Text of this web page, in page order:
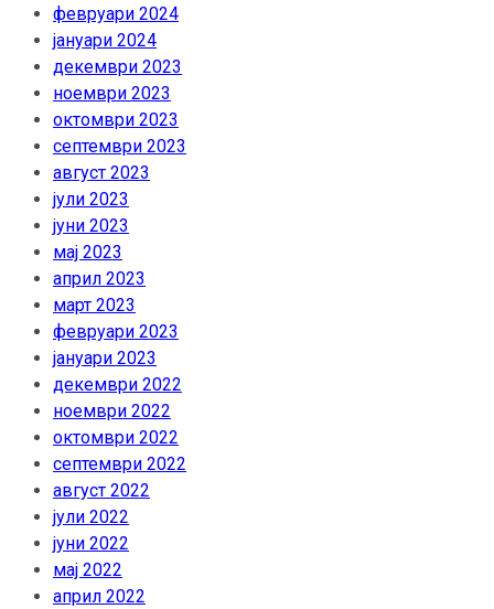
февруари 2024
јануари 2024
декември 2023
ноември 2023
октомври 2023
септември 2023
август 2023
јули 2023
јуни 2023
мај 2023
април 2023
март 2023
февруари 2023
јануари 2023
декември 2022
ноември 2022
октомври 2022
септември 2022
август 2022
јули 2022
јуни 2022
мај 2022
април 2022